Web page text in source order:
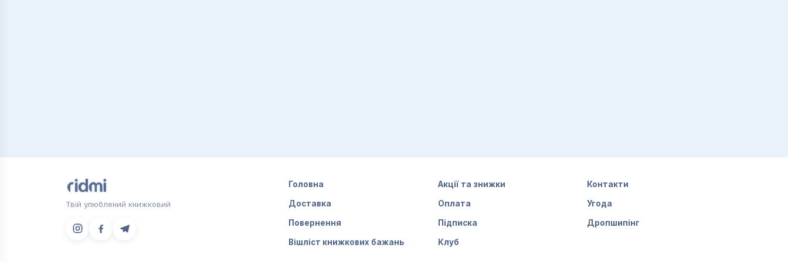
Твій улюблений книжковий
Головна Акції та знижки Контакти
Доставка Оплата Угода
Повернення Підписка Дропшипінг
Вішліст книжкових бажань Клуб